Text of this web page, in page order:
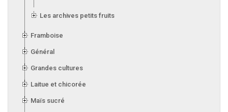
Les archives petits fruits
Framboise
Général
Grandes cultures
Laitue et chicorée
Maïs sucré